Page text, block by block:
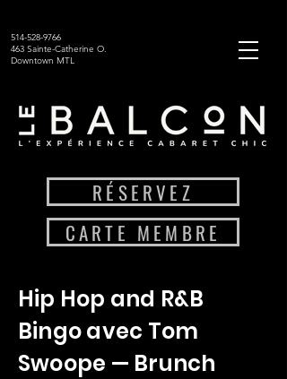
514-528-9766
463 Sainte-Catherine O.
Downtown MTL
RÉSERVEZ
CARTE MEMBRE
Hip Hop and R&B
Bingo avec Tom
Swoope — Brunch